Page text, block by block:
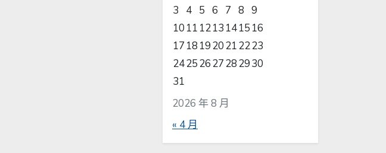
2026 年 8 月
3
4 5 6 7 8 9
10 11 1213 1415 16
17 18 1920212223
24252627282930
31
« 4 月